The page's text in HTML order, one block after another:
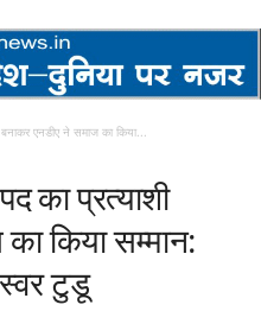
बनाकर एनडीए ने समाज का किया...
का प्रत्याशी
किया सम्मान:
टुडू